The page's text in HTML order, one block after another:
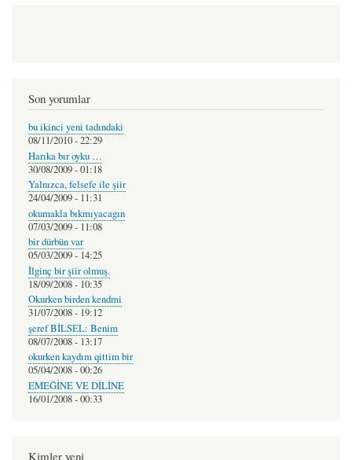
Son yorumlar
bu ikinci yeni tadındaki
08/11/2010 - 22:29
Harıka bır oyku …
30/08/2009 - 01:18
Yalnızca, felsefe ile şiir
24/04/2009 - 11:31
okumakla bıkmıyacagın
07/03/2009 - 11:08
bir dürbün var
05/03/2009 - 14:25
İlginç bir şiir olmuş.
18/09/2008 - 10:35
Okurken birden kendmi
31/07/2008 - 19:12
şeref BİLSEL: Benim
08/07/2008 - 13:17
okurken kaydım qittim bir
05/04/2008 - 00:26
EMEĞİNE VE DİLİNE
16/01/2008 - 00:33
Kimler yeni